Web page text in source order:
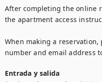
After completing the online
the apartment access
When making a
number and email address
Entrada y salida